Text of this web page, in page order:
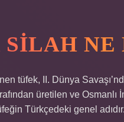
NE
tüfek, II. Dünya
üretilen ve Osmanlı
Türkçedeki genel